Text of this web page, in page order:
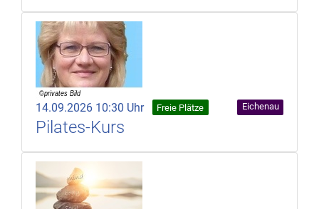
14.09.2026 10:30 Uhr Freie Plätze Eichenau
Pilates-Kurs